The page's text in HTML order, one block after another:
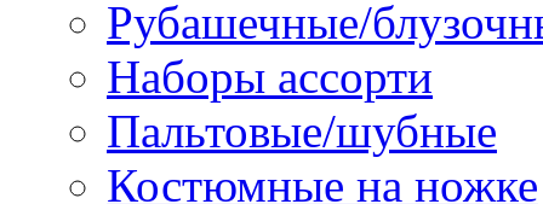
Рубашечные/
Наборы ассорти
Пальтовые/шубные
Костюмные на ножке